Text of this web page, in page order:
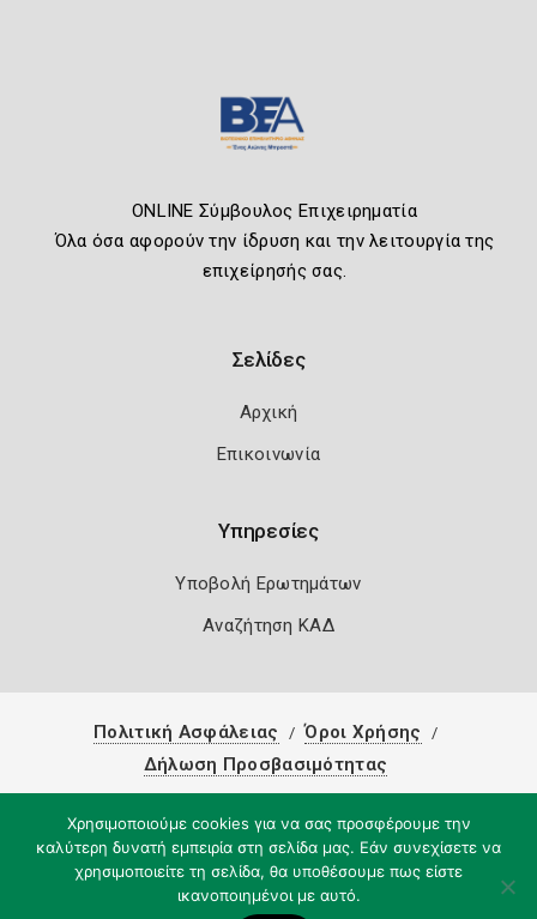
ONLINE Σύμβουλος Επιχειρηματία
Όλα όσα αφορούν την ίδρυση και την λειτουργία της
επιχείρησής σας.
Σελίδες
Αρχική
Επικοινωνία
Υπηρεσίες
Υποβολή Ερωτημάτων
Αναζήτηση ΚΑΔ
Πολιτική Ασφάλειας
Όροι Χρήσης
Δήλωση Προσβασιμότητας
Χρησιμοποιούμε cookies για να σας προσφέρουμε την
καλύτερη δυνατή εμπειρία στη σελίδα μας. Εάν συνεχίσετε να
χρησιμοποιείτε τη σελίδα, θα υποθέσουμε πως είστε
ικανοποιημένοι με αυτό.